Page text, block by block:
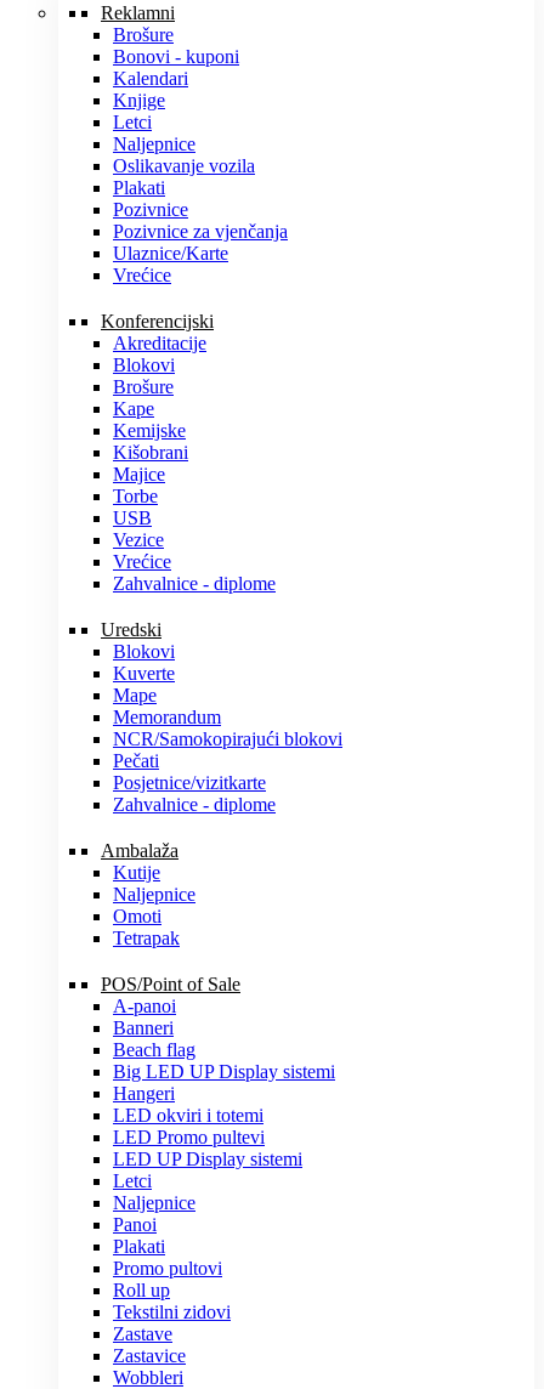
Reklamni
Brošure
Bonovi - kuponi
Kalendari
Knjige
Letci
Naljepnice
Oslikavanje vozila
Plakati
Pozivnice
Pozivnice za vjenčanja
Ulaznice/Karte
Vrećice
Konferencijski
Akreditacije
Blokovi
Brošure
Kape
Kemijske
Kišobrani
Majice
Torbe
USB
Vezice
Vrećice
Zahvalnice - diplome
Uredski
Blokovi
Kuverte
Mape
Memorandum
NCR/Samokopirajući blokovi
Pečati
Posjetnice/vizitkarte
Zahvalnice - diplome
Ambalaža
Kutije
Naljepnice
Omoti
Tetrapak
POS/Point of Sale
A-panoi
Banneri
Beach flag
Big LED UP Display sistemi
Hangeri
LED okviri i totemi
LED Promo pultevi
LED UP Display sistemi
Letci
Naljepnice
Panoi
Plakati
Promo pultovi
Roll up
Tekstilni zidovi
Zastave
Zastavice
Wobbleri